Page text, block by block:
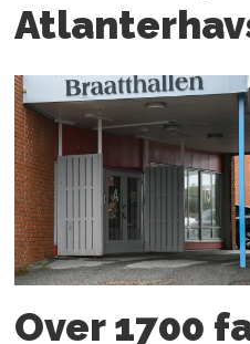
Over 1700